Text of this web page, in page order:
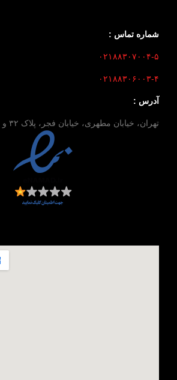
شماره تماس :
۰۲۱۸۸۳۰۷۰۰۴-۵
۰۲۱۸۸۳۰۶۰۰۳-۴
آدرس :
تهران، خیابان مطهری، خیابان فجر، پلاک ۳۲ و ۳۶